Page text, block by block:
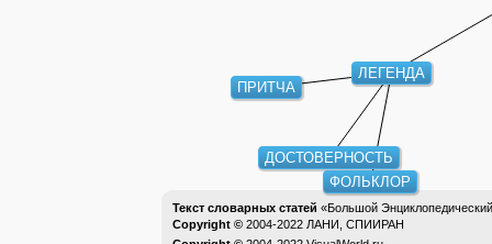
ЛЕГЕНДА
ДОСТОВЕРНОСТЬ
ПРИТЧА
ФОЛЬКЛОР
Текст словарных статей «Большой
Copyright © 2004-2022 ЛАНИ, СПИИРАН